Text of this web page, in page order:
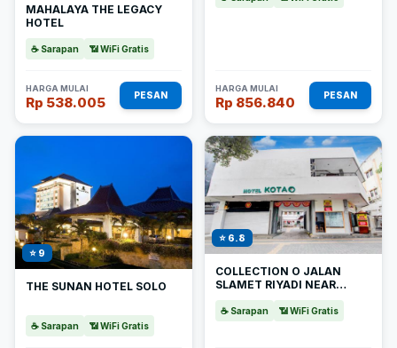
MAHALAYA THE LEGACY
HOTEL
☕ Sarapan 📶 WiFi Gratis
HARGA MULAI
Rp 538.005 PESAN
HARGA MULAI
Rp 856.840 PESAN
⭐ 9
THE SUNAN HOTEL SOLO
☕ Sarapan 📶 WiFi Gratis
⭐ 6.8
COLLECTION O JALAN
SLAMET RIYADI NEAR
FORMERLY HOTEL GRAND
☕ Sarapan 📶 WiFi Gratis